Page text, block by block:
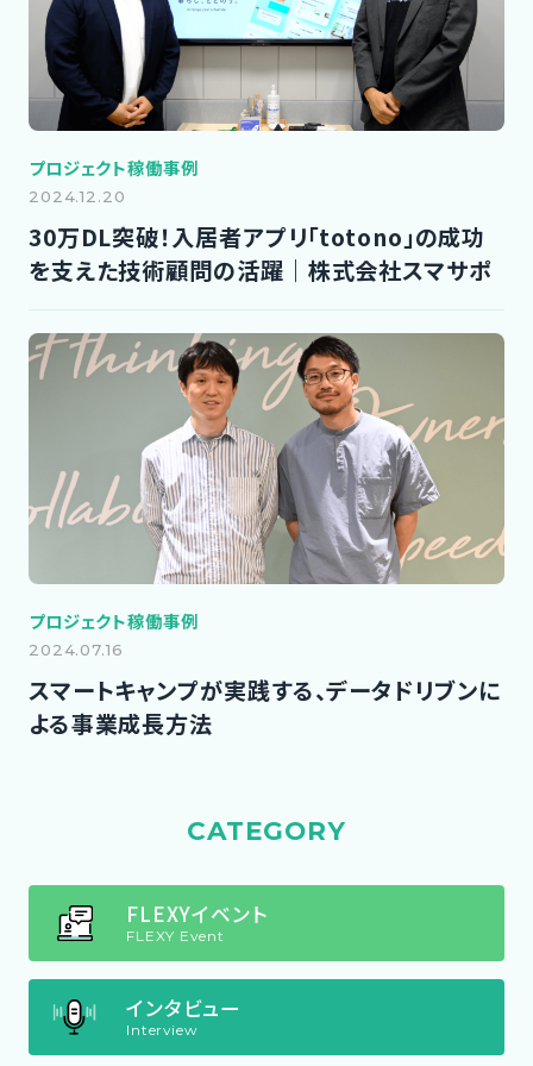
プロジェクト稼働事例
2024.12.20
30万DL突破！入居者アプリ「totono」の成功
を支えた技術顧問の活躍｜株式会社スマサポ
プロジェクト稼働事例
2024.07.16
スマートキャンプが実践する、データドリブンに
よる事業成長方法
CATEGORY
FLEXYイベント
FLEXY Event
インタビュー
Interview